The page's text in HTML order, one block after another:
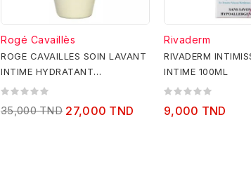
Rogé Cavaillès
ROGE CAVAILLES SOIN LAVANT
INTIME HYDRATANT
SECHERESSE 250ML
35,000 TND 27,000 TND
Rivaderm
RIVADERM
INTIME 100ML
9,000 TND